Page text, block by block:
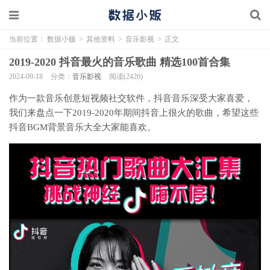
当前位置： 数据小贩 > 其他资料 > 音乐影视 > 正文
2019-2020 抖音最火的音乐歌曲 精选100首合集
2024-09-18 分类： 音乐影视 阅读(2426)
作为一款音乐创意短视频社交软件，抖音音乐深受大家喜爱，
我们来盘点一下2019-2020年期间抖音上很火的歌曲，希望这些
抖音BGM背景音乐大全大家能喜欢。